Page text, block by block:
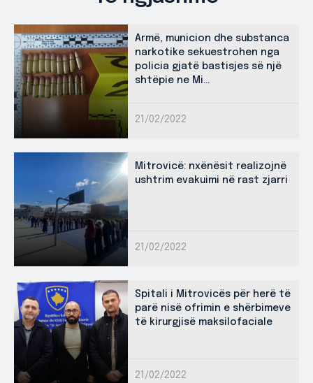
Armë, municion dhe substanca
narkotike sekuestrohen nga
policia gjatë bastisjes së një
shtëpie ne Mi...
21/02/2022
Mitrovicë: nxënësit realizojnë
ushtrim evakuimi në rast zjarri
21/02/2022
Spitali i Mitrovicës për herë të
parë nisë ofrimin e shërbimeve
të kirurgjisë maksilofaciale
21/02/2022